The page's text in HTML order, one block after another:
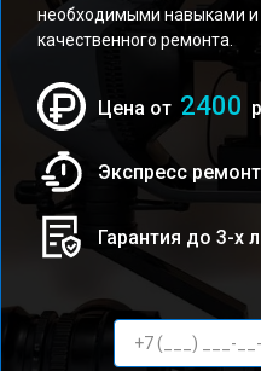
необходимыми навыками и
качественного ремонта.
Цена от 2400
Экспресс
Гарантия до 3-х